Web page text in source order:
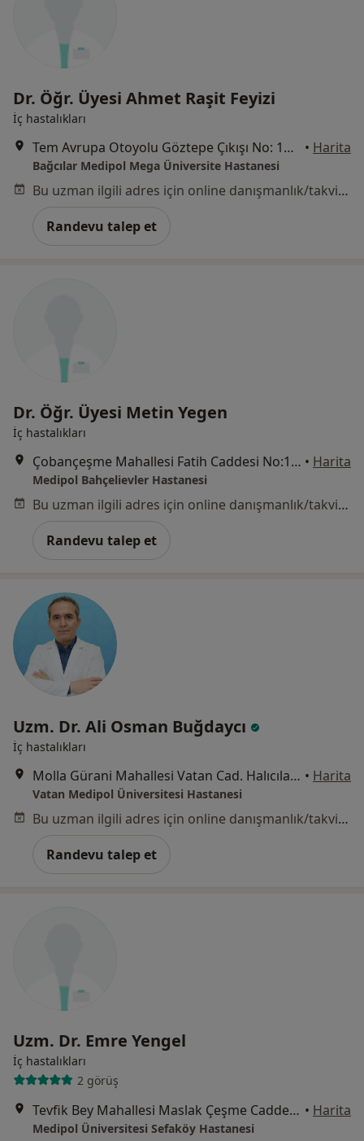
Dr. Öğr. Üyesi Ahmet Raşit Feyizi
İç hastalıkları
Tem Avrupa Otoyolu Göztepe Çıkışı No: 1Bağcılar, İstanbul • Harita
Bağcılar Medipol Mega Üniversite Hastanesi
Bu uzman ilgili adres için online danışmanlık/takvim sunmuyor.
Randevu talep et
Dr. Öğr. Üyesi Metin Yegen
İç hastalıkları
Çobançeşme Mahallesi Fatih Caddesi No:1/8, Bahçelievler • Harita
Medipol Bahçelievler Hastanesi
Bu uzman ilgili adres için online danışmanlık/takvim sunmuyor.
Randevu talep et
Uzm. Dr. Ali Osman Buğdaycı
İç hastalıkları
Molla Gürani Mahallesi Vatan Cad. Halıcılar Köşkü Sk. No:11 Aksaray, Fatih • Harita
Vatan Medipol Üniversitesi Hastanesi
Bu uzman ilgili adres için online danışmanlık/takvim sunmuyor.
Randevu talep et
Uzm. Dr. Emre Yengel
İç hastalıkları
2 görüş
Tevfik Bey Mahallesi Maslak Çeşme Caddesi No:30, Küçükçekmece • Harita
Medipol Üniversitesi Sefaköy Hastanesi